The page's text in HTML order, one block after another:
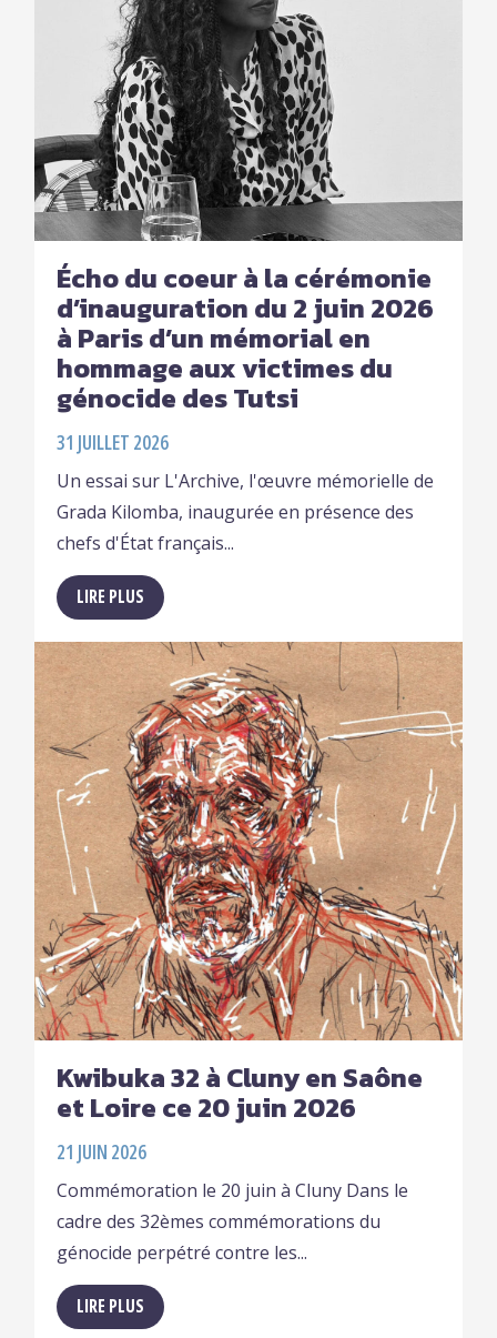
Écho du coeur à la cérémonie
d’inauguration du 2 juin 2026
à Paris d’un mémorial en
hommage aux victimes du
génocide des Tutsi
31 JUILLET 2026
Un essai sur L'Archive, l'œuvre mémorielle de
Grada Kilomba, inaugurée en présence des
chefs d'État français...
LIRE PLUS
Kwibuka 32 à Cluny en Saône
et Loire ce 20 juin 2026
21 JUIN 2026
Commémoration le 20 juin à Cluny Dans le
cadre des 32èmes commémorations du
génocide perpétré contre les...
LIRE PLUS